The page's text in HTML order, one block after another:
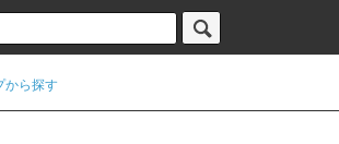
から探す